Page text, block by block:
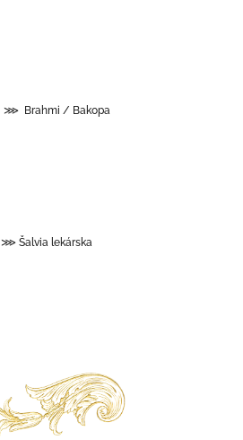
⋙ Brahmi / Bakopa
⋙ Šalvia lekárska